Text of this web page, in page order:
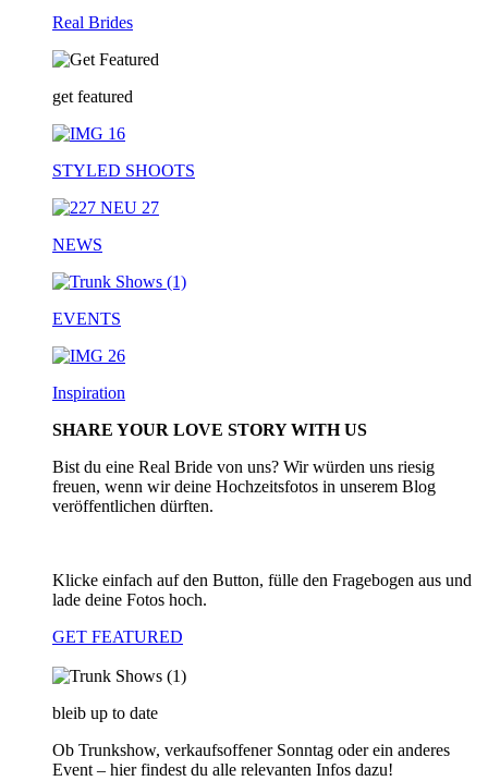
Real Brides
get featured
STYLED SHOOTS
NEWS
EVENTS
Inspiration
SHARE YOUR LOVE STORY WITH US
Bist du eine Real Bride von uns? Wir würden uns riesig
freuen, wenn wir deine Hochzeitsfotos in unserem Blog
veröffentlichen dürften.
Klicke einfach auf den Button, fülle den Fragebogen aus und
lade deine Fotos hoch.
GET FEATURED
bleib up to date
Ob Trunkshow, verkaufsoffener Sonntag oder ein anderes
Event – hier findest du alle relevanten Infos dazu!